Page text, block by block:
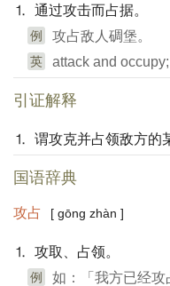
⒈ 通过攻击而占据。
例 攻占敌人碉堡。
英 attack and occupy;
引证解释
⒈ 谓攻克并占领敌方的
国语辞典
攻占 [ gōng zhàn ]
⒈ 攻取、占领。
例 如：「我方已经攻